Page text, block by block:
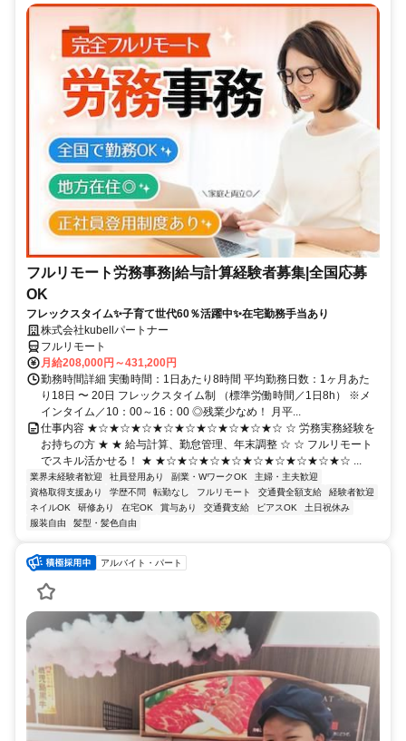
フルリモート労務事務|給与計算経験者募集|全国応募
OK
フレックスタイム✨子育て世代60％活躍中✨在宅勤務手当あり
株式会社kubellパートナー
フルリモート
月給208,000円～431,200円
勤務時間詳細 実働時間：1日あたり8時間 平均勤務日数：1ヶ月あた
り18日 〜 20日 フレックスタイム制 （標準労働時間／1日8h） ※メ
インタイム／10：00～16：00 ◎残業少なめ！ 月平...
仕事内容 ★☆★☆★☆★☆★☆★☆★☆★☆★☆ ☆ 労務実務経験を
お持ちの方 ★ ★ 給与計算、勤怠管理、年末調整 ☆ ☆ フルリモート
でスキル活かせる！ ★ ★☆★☆★☆★☆★☆★☆★☆★☆★☆ ...
業界未経験者歓迎 社員登用あり 副業・WワークOK
主婦・主夫歓迎
資格取得支援あり
学歴不問 転勤なし フルリモート 交通費全額支給
経験者歓迎
ネイルOK
研修あり 在宅OK 賞与あり 交通費支給 ピアスOK
土日祝休み
服装自由
髪型・髪色自由
アルバイト・パート